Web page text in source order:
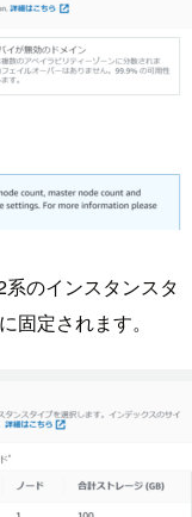
のインスタンスタ
固定されます。